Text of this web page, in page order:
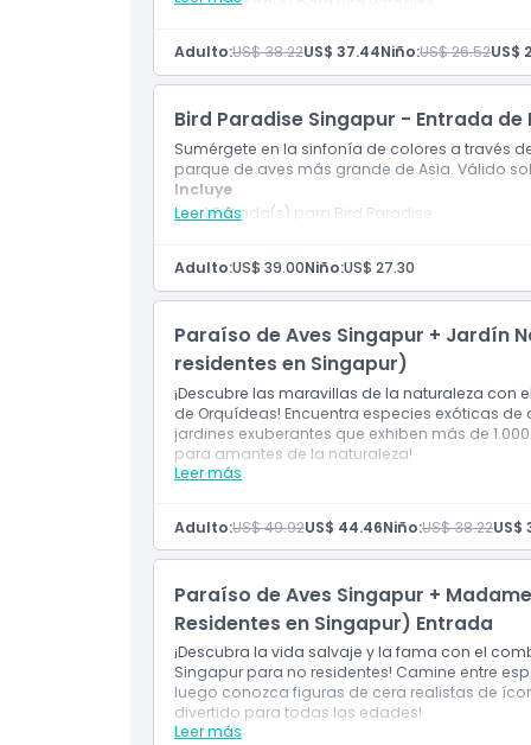
Complemento Extra
Horario de Apertura
Cosas a Saber
Cómo Llegar
Política de Cancelación
Adulto:US$ 38.22US$ 37.44Niño:US$ 26.52US$
Bird Paradise Singapur - Entrada
Sumérgete en la sinfonía de colores a través
parque de aves más grande de Asia. Válido
Leer más
Incluye
1 Entrada(s) para Bird Paradise
Adulto:US$ 39.00Niño:US$ 27.30
Paraíso de Aves Singapur + Jardín
residentes en Singapur)
¡Descubre las maravillas de la naturaleza con
de Orquídeas! Encuentra especies exóticas
jardines exuberantes que exhiben más de
para amantes de la naturaleza!
Leer más
Incluye
Entrada al Jardín Nacional de Orquídeas,
orquídeas
Una experiencia llena de naturaleza que
Adulto:US$ 49.92US$ 44.46Niño:US$ 38.22US$
Paraíso de Aves Singapur +
Residentes en Singapur) Entrada
¡Descubra la vida salvaje y la fama con el
Singapur para no residentes! Camine entre
luego conozca figuras de cera realistas de
divertido para todas las edades!
Leer más
Incluye